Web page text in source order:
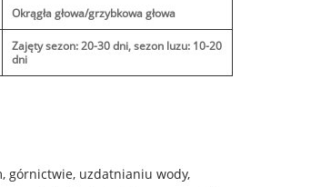
Okrągła głowa/grzybkowa głowa
Zajęty sezon: 20-30 dni, sezon luzu: 10-20
dni
górnictwie, uzdatnianiu wody,